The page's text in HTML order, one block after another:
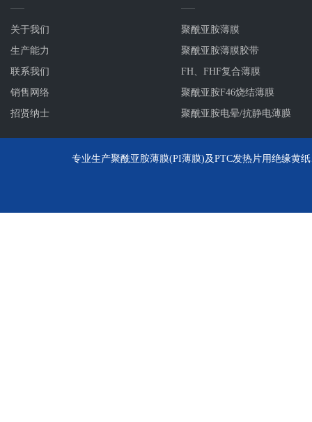
关于我们
生产能力
联系我们
销售网络
招贤纳士
聚酰亚胺薄膜
聚酰亚胺薄膜胶带
FH、FHF复合薄膜
聚酰亚胺F46烧结薄膜
聚酰亚胺电晕/抗静电薄膜
专业生产聚酰亚胺薄膜(PI薄膜)及PTC发热片用绝缘黄